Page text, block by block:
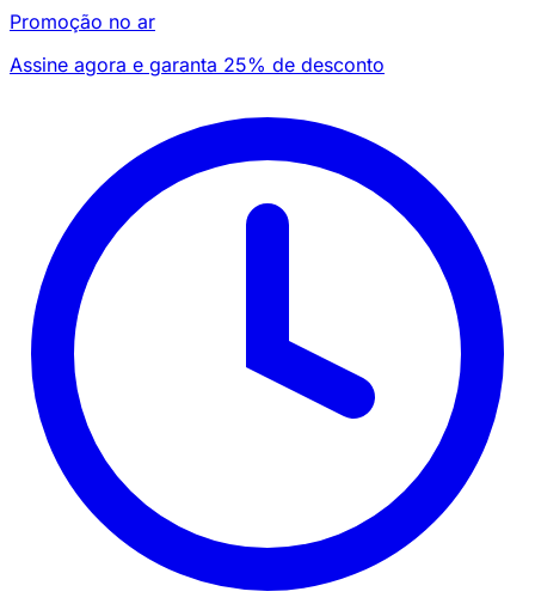
Promoção no ar
Assine agora e garanta 25% de desconto